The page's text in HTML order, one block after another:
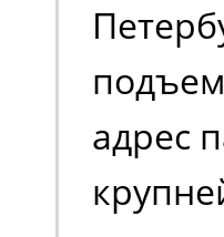
адрес